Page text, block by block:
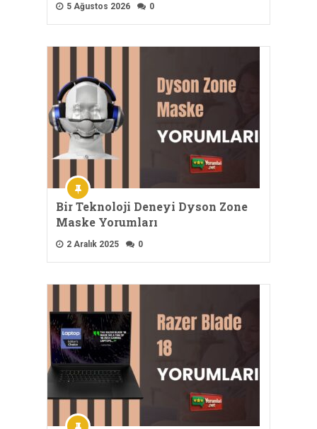
5 Ağustos 2026 0
Bir Teknoloji Deneyi Dyson Zone
Maske Yorumları
2 Aralık 2025 0